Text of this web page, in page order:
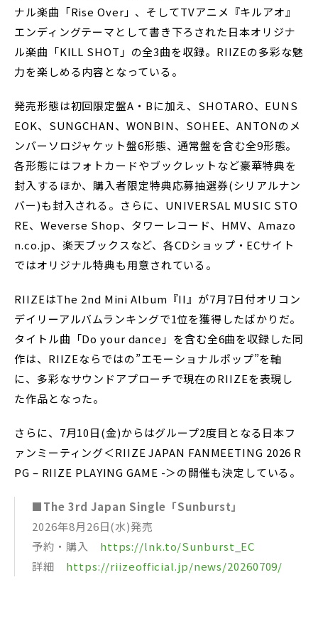
ナル楽曲「Rise Over」、そしてTVアニメ『キルアオ』
エンディングテーマとして書き下ろされた日本オリジナ
ル楽曲「KILL SHOT」の全3曲を収録。RIIZEの多彩な魅
力を楽しめる内容となっている。
発売形態は初回限定盤A・Bに加え、SHOTARO、EUNS
EOK、SUNGCHAN、WONBIN、SOHEE、ANTONのメ
ンバーソロジャケット盤6形態、通常盤を含む全9形態。
各形態にはフォトカードやブックレットなど豪華特典を
封入するほか、購入者限定特典応募抽選券(シリアルナン
バー)も封入される。さらに、UNIVERSAL MUSIC STO
RE、Weverse Shop、タワーレコード、HMV、Amazo
n.co.jp、楽天ブックスなど、各CDショップ・ECサイト
ではオリジナル特典も用意されている。
RIIZEはThe 2nd Mini Album『II』が7月7日付オリコン
デイリーアルバムランキングで1位を獲得したばかりだ。
タイトル曲「Do your dance」を含む全6曲を収録した同
作は、RIIZEならではの”エモーショナルポップ”を軸
に、多彩なサウンドアプローチで現在のRIIZEを表現し
た作品となった。
さらに、7月10日(金)からはグループ2度目となる日本フ
ァンミーティング＜RIIZE JAPAN FANMEETING 2026 R
PG – RIIZE PLAYING GAME -＞の開催も決定している。
■The 3rd Japan Single「Sunburst」
2026年8月26日(水)発売
予約・購入 https://lnk.to/Sunburst_EC
詳細 https://riizeofficial.jp/news/20260709/